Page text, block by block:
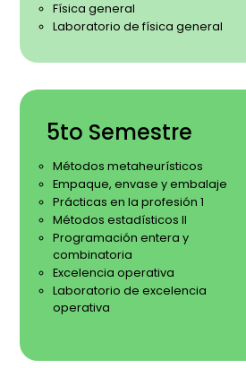
Física general
Laboratorio de física general
5to Semestre
Métodos metaheurísticos
Empaque, envase y embalaje
Prácticas en la profesión 1
Métodos estadísticos II
Programación entera y
combinatoria
Excelencia operativa
Laboratorio de excelencia
operativa